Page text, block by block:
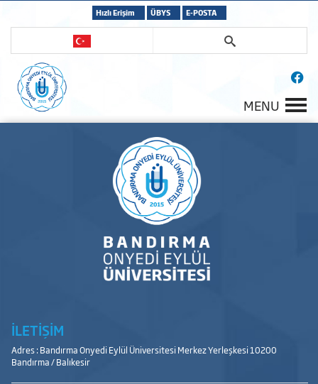
Hızlı Erişim ÜBYS E-POSTA
MENU
İLETİŞİM
Adres : Bandırma Onyedi Eylül Üniversitesi Merkez Yerleşkesi 10200
Bandırma / Balıkesir